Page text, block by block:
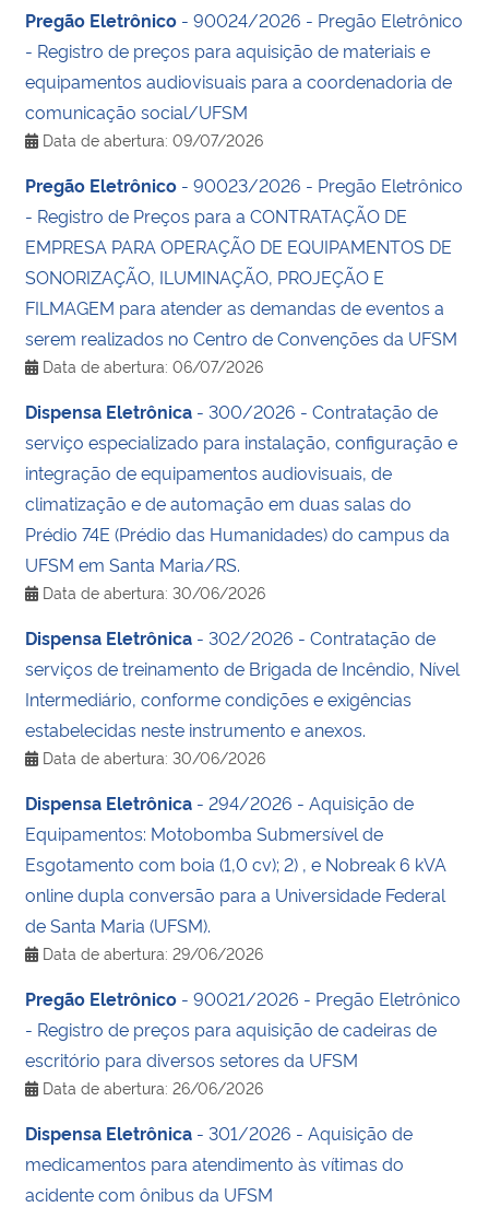
Pregão Eletrônico - 90024/2026 - Pregão Eletrônico
- Registro de preços para aquisição de materiais e
equipamentos audiovisuais para a coordenadoria de
comunicação social/UFSM
Data de abertura: 09/07/2026
Pregão Eletrônico - 90023/2026 - Pregão Eletrônico
- Registro de Preços para a CONTRATAÇÃO DE
EMPRESA PARA OPERAÇÃO DE EQUIPAMENTOS DE
SONORIZAÇÃO, ILUMINAÇÃO, PROJEÇÃO E
FILMAGEM para atender as demandas de eventos a
serem realizados no Centro de Convenções da UFSM
Data de abertura: 06/07/2026
Dispensa Eletrônica - 300/2026 - Contratação de
serviço especializado para instalação, configuração e
integração de equipamentos audiovisuais, de
climatização e de automação em duas salas do
Prédio 74E (Prédio das Humanidades) do campus da
UFSM em Santa Maria/RS.
Data de abertura: 30/06/2026
Dispensa Eletrônica - 302/2026 - Contratação de
serviços de treinamento de Brigada de Incêndio, Nível
Intermediário, conforme condições e exigências
estabelecidas neste instrumento e anexos.
Data de abertura: 30/06/2026
Dispensa Eletrônica - 294/2026 - Aquisição de
Equipamentos: Motobomba Submersível de
Esgotamento com boia (1,0 cv); 2) , e Nobreak 6 kVA
online dupla conversão para a Universidade Federal
de Santa Maria (UFSM).
Data de abertura: 29/06/2026
Pregão Eletrônico - 90021/2026 - Pregão Eletrônico
- Registro de preços para aquisição de cadeiras de
escritório para diversos setores da UFSM
Data de abertura: 26/06/2026
Dispensa Eletrônica - 301/2026 - Aquisição de
medicamentos para atendimento às vítimas do
acidente com ônibus da UFSM